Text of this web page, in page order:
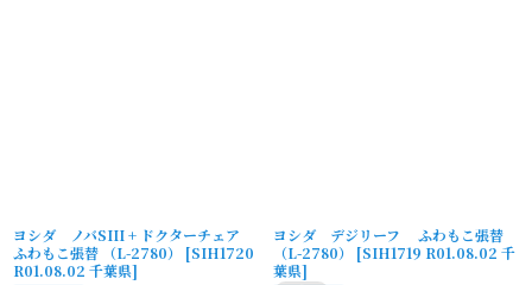
ヨシダ ノバSIII + ドクターチェア
ふわもこ張替 （L-2780）
[SIH1720
R01.08.02 千葉県]
ヨシダ デジリーフ ふわもこ張替
（L-2780）
[SIH1719 R01.08.02 千
葉県]